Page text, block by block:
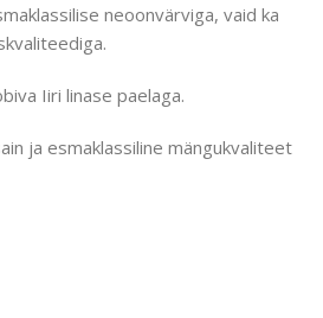
neoonvärviga, vaid ka
Iiri linase paelaga.
ja esmaklassiline mängukvaliteet